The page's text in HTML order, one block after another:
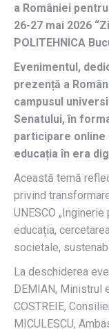
a României
26-27 mai 2026
POLITEHNICA
Evenimentul,
prezență a
campusul
Senatului, în
participare online
educația în era
Această temă
privind
UNESCO
educația,
societale,
La deschiderea
DEMIAN, Ministrul
COSTREIE,
MICULESCU,